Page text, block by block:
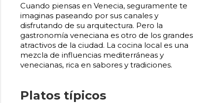
Cuando piensas en Venecia, seguramente te
imaginas paseando por sus canales y
disfrutando de su arquitectura. Pero la
gastronomía veneciana es otro de los grandes
atractivos de la ciudad. La cocina local es una
mezcla de influencias mediterráneas y
venecianas, rica en sabores y tradiciones.
Platos típicos